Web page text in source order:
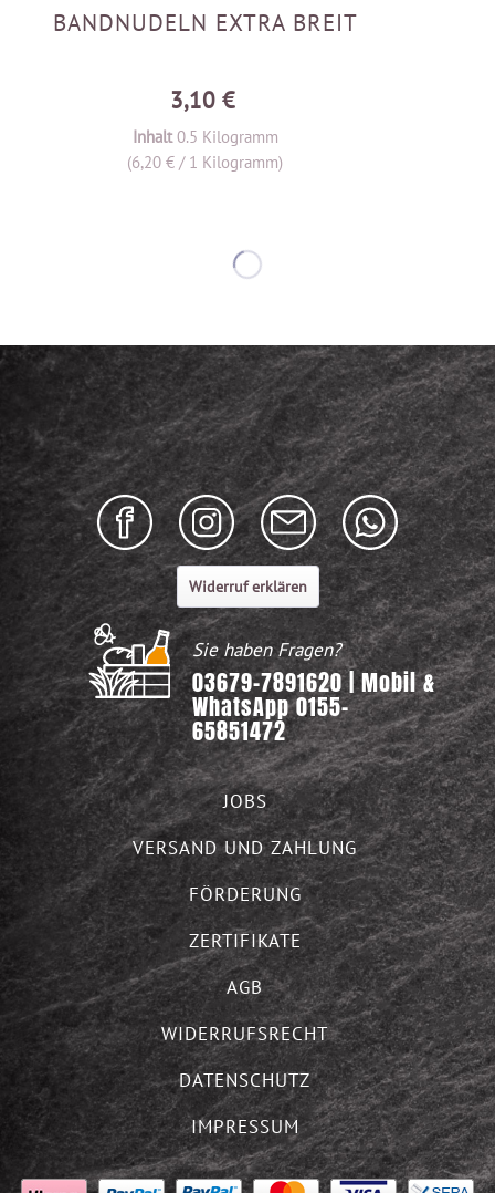
BANDNUDELN EXTRA BREIT
3,10 €
Inhalt0.5 Kilogramm
(6,20 € / 1 Kilogramm)
Widerruf erklären
Sie haben Fragen?
03679-7891620 | Mobil &
WhatsApp 0155-
65851472
JOBS
VERSAND UND ZAHLUNG
FÖRDERUNG
ZERTIFIKATE
AGB
WIDERRUFSRECHT
DATENSCHUTZ
IMPRESSUM